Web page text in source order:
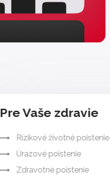
Pre Vaše zdravie
Rizikové životné poistenie
Úrazové poistenie
Zdravotné poistenie